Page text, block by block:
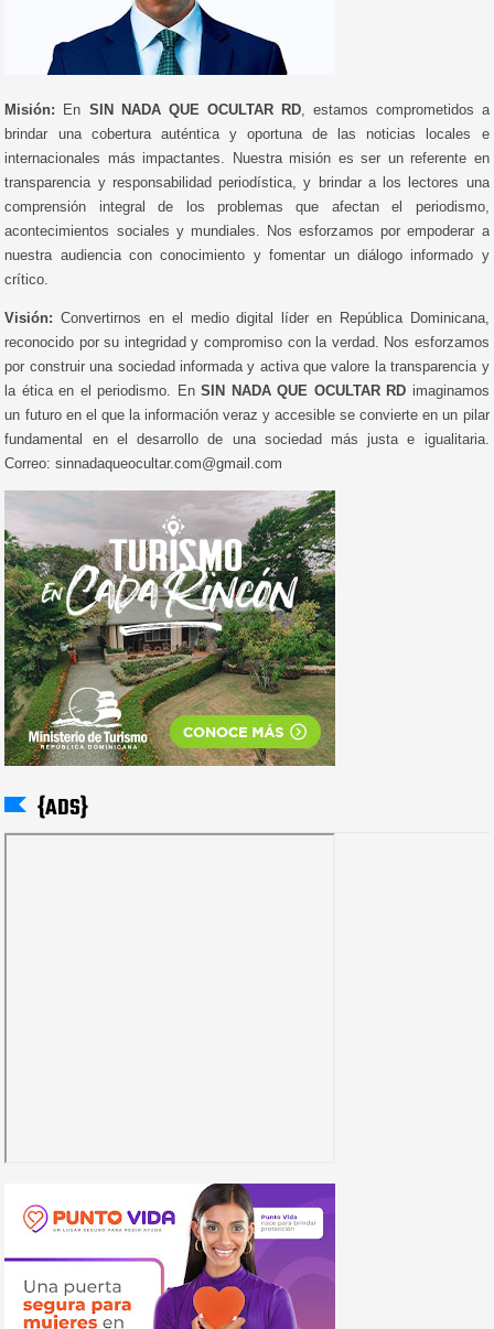
Misión: En SIN NADA QUE OCULTAR RD, estamos comprometidos a
brindar una cobertura auténtica y oportuna de las noticias locales e
internacionales más impactantes. Nuestra misión es ser un referente en
transparencia y responsabilidad periodística, y brindar a los lectores una
comprensión integral de los problemas que afectan el periodismo,
acontecimientos sociales y mundiales. Nos esforzamos por empoderar a
nuestra audiencia con conocimiento y fomentar un diálogo informado y
crítico.
Visión: Convertirnos en el medio digital líder en República Dominicana,
reconocido por su integridad y compromiso con la verdad. Nos esforzamos
por construir una sociedad informada y activa que valore la transparencia y
la ética en el periodismo. EnSIN NADA QUE OCULTAR RD imaginamos
un futuro en el que la información veraz y accesible se convierte en un pilar
fundamental en el desarrollo de una sociedad más justa e igualitaria.
Correo: sinnadaqueocultar.com@gmail.com
{ADS}